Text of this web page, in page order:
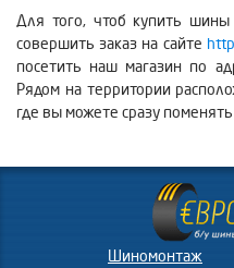
Для того, чтоб купить
совершить заказ на сайте
посетить наш магазин по
Рядом на территории
где вы можете сразу
Шиномонтаж